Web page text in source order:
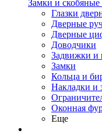
Замки и скобяные
Глазки
Дверные
Дверные
Доводчики
Задвижки и
Замки
Кольца и
Накладки и
Оконная
Еще